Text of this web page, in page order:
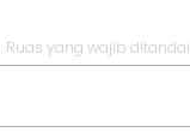
Ruas yang wajib ditandai